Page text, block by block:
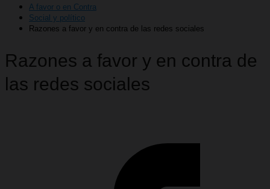
A favor o en Contra
Social y político
Razones a favor y en contra de las redes sociales
Razones a favor y en contra de
las redes sociales